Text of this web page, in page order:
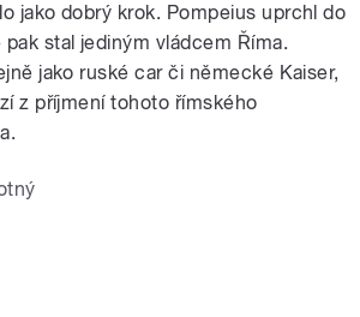
jako dobrý krok. Pompeius uprchl do
pak stal jediným vládcem Říma.
jako ruské car či německé Kaiser,
z příjmení tohoto římského